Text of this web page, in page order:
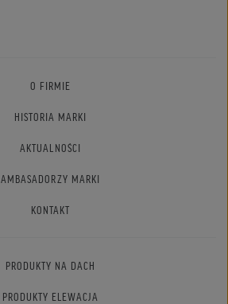
O FIRMIE
HISTORIA MARKI
AKTUALNOŚCI
AMBASADORZY MARKI
KONTAKT
PRODUKTY NA DACH
PRODUKTY ELEWACJA